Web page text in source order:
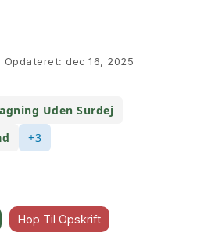
Opdateret: dec 16, 2025
Uden Surdej
+3
Hop Til Opskrift